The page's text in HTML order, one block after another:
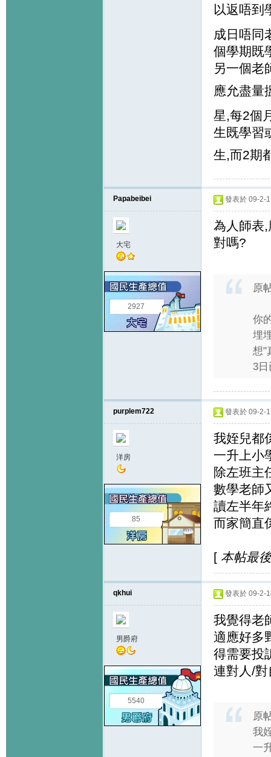
以返唔到
成日唔同
個學期既
另一個老
應允盡量
星,每2個
生既學習
生,而2期
Papabeibei
大宅
2927
發表於 09-2-
為人師表
對嗎?
原
你
埋
想"
3
purplem722
洋房
85
發表於 09-2-
我姪兒都
一升上小
除左班主
數學老師
讀左半年
而家簡直
[ 本帖最
qkhui
男爵府
5540
發表於 09-2-
我覺得老
適應好多
得需要投
連對人/
原
我
一